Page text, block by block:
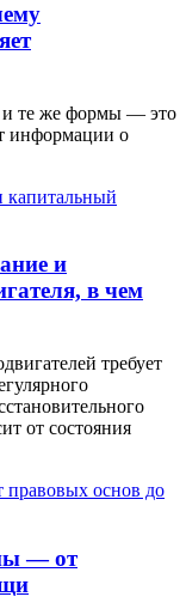
и те же формы — это
информации о
и
в чем
требует
от состояния
— от